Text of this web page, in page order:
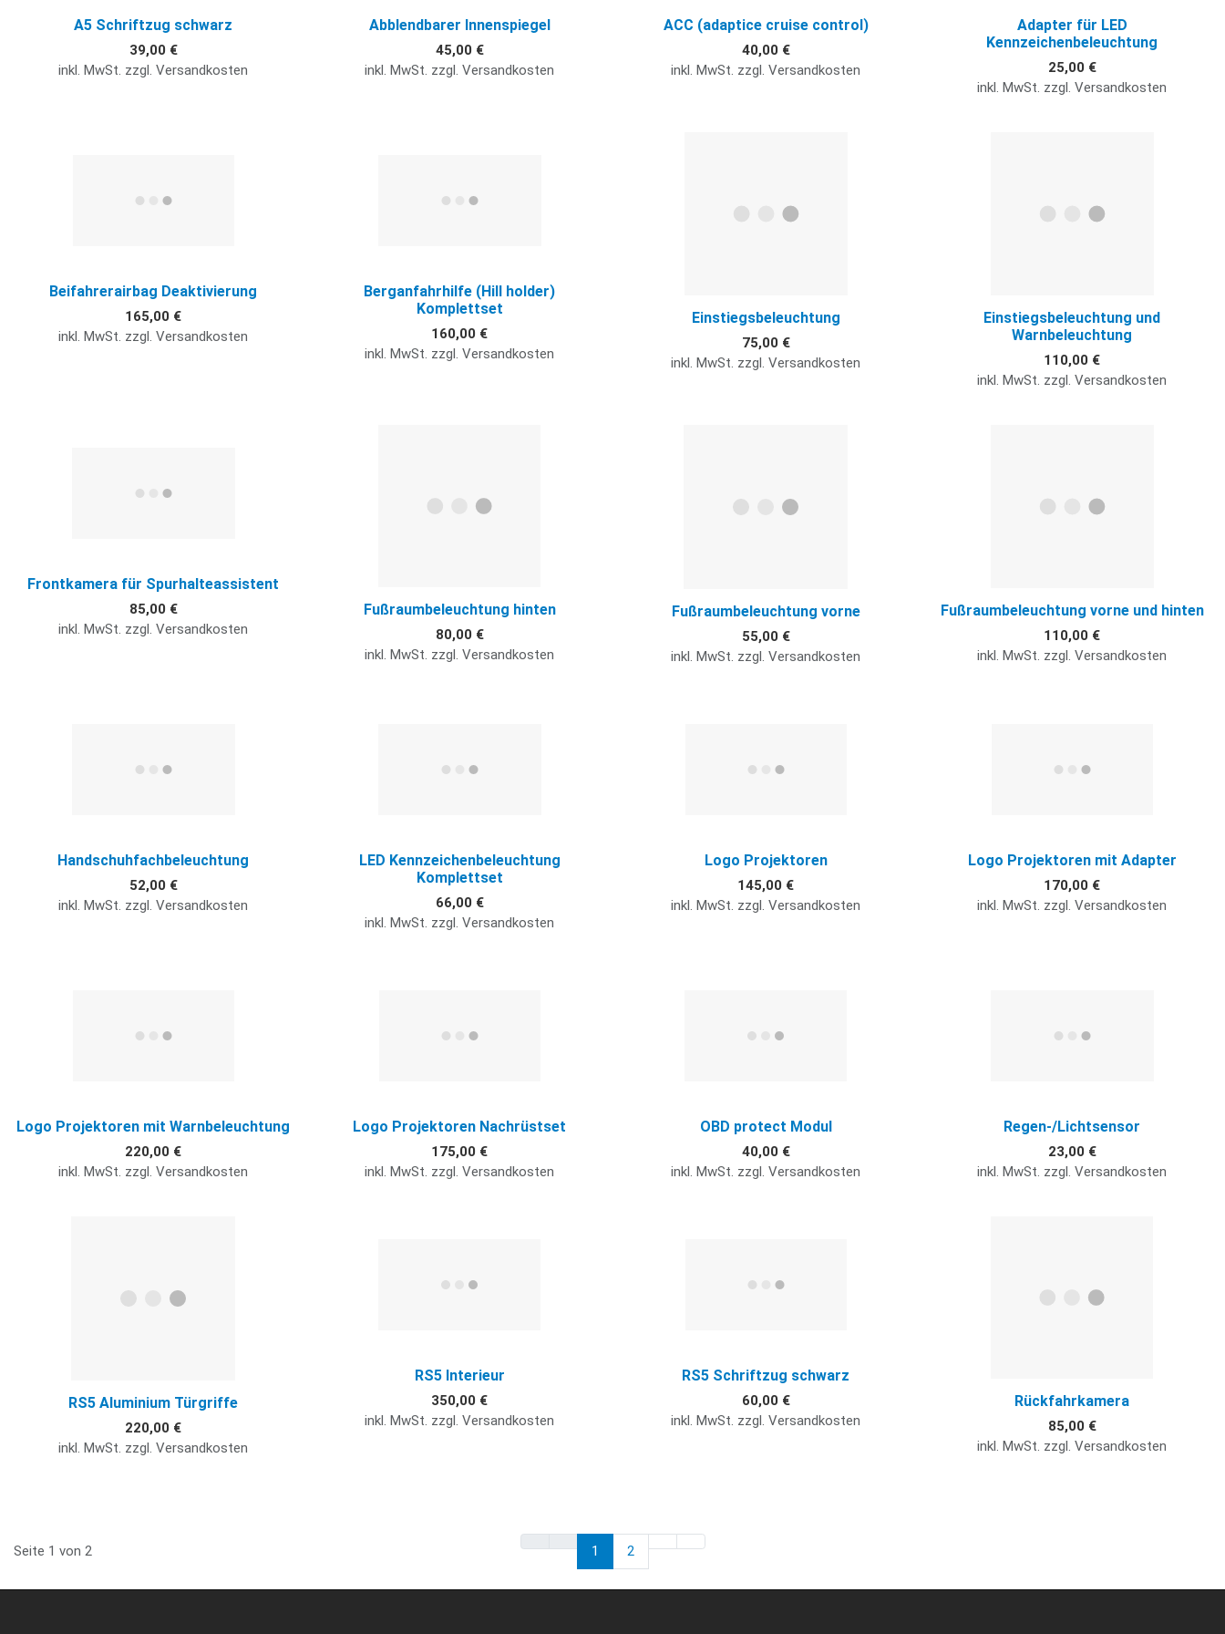
A5 Schriftzug schwarz
39,00 €
inkl. MwSt. zzgl. Versandkosten
Abblendbarer Innenspiegel
45,00 €
inkl. MwSt. zzgl. Versandkosten
ACC (adaptice cruise control)
40,00 €
inkl. MwSt. zzgl. Versandkosten
Adapter für LED
Kennzeichenbeleuchtung
25,00 €
inkl. MwSt. zzgl. Versandkosten
Beifahrerairbag Deaktivierung
165,00 €
inkl. MwSt. zzgl. Versandkosten
Berganfahrhilfe (Hill holder)
Komplettset
160,00 €
inkl. MwSt. zzgl. Versandkosten
Einstiegsbeleuchtung
75,00 €
inkl. MwSt. zzgl. Versandkosten
Einstiegsbeleuchtung und
Warnbeleuchtung
110,00 €
inkl. MwSt. zzgl. Versandkosten
Frontkamera für Spurhalteassistent
85,00 €
inkl. MwSt. zzgl. Versandkosten
Fußraumbeleuchtung hinten
80,00 €
inkl. MwSt. zzgl. Versandkosten
Fußraumbeleuchtung vorne
55,00 €
inkl. MwSt. zzgl. Versandkosten
Fußraumbeleuchtung vorne und hinten
110,00 €
inkl. MwSt. zzgl. Versandkosten
Handschuhfachbeleuchtung
52,00 €
inkl. MwSt. zzgl. Versandkosten
LED Kennzeichenbeleuchtung
Komplettset
66,00 €
inkl. MwSt. zzgl. Versandkosten
Logo Projektoren
145,00 €
inkl. MwSt. zzgl. Versandkosten
Logo Projektoren mit Adapter
170,00 €
inkl. MwSt. zzgl. Versandkosten
Logo Projektoren mit Warnbeleuchtung
220,00 €
inkl. MwSt. zzgl. Versandkosten
Logo Projektoren Nachrüstset
175,00 €
inkl. MwSt. zzgl. Versandkosten
OBD protect Modul
40,00 €
inkl. MwSt. zzgl. Versandkosten
Regen-/Lichtsensor
23,00 €
inkl. MwSt. zzgl. Versandkosten
RS5 Aluminium Türgriffe
220,00 €
inkl. MwSt. zzgl. Versandkosten
RS5 Interieur
350,00 €
inkl. MwSt. zzgl. Versandkosten
RS5 Schriftzug schwarz
60,00 €
inkl. MwSt. zzgl. Versandkosten
Rückfahrkamera
85,00 €
inkl. MwSt. zzgl. Versandkosten
Seite 1 von 2 1 2